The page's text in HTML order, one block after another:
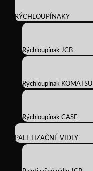
RÝCHLOUPÍNAKY
Rýchloupínak JCB
Rýchloupínak KOMATSU
Rýchloupínak CASE
PALETIZAČNÉ VIDLY